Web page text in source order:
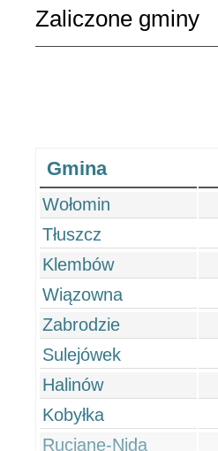
Zaliczone gminy
Gmina
Wołomin
Tłuszcz
Klembów
Wiązowna
Zabrodzie
Sulejówek
Halinów
Kobyłka
Ruciane-Nida